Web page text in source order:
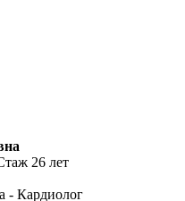
26 лет